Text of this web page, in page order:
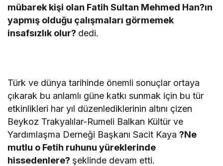
mübarek kişi olan Fatih Sultan Mehmed Han?ın
yapmış olduğu çalışmaları görmemek
insafsızlık olur? dedi.
Türk ve dünya tarihinde önemli sonuçlar ortaya
çıkarak bu anlamlı güne katkı sunmak için bu tür
etkinlikleri har yıl düzenlediklerinin altını çizen
Beykoz Trakyalılar-Rumeli Balkan Kültür ve
Yardımlaşma Derneği Başkanı Sacit Kaya?Ne
mutlu o Fetih ruhunu yüreklerinde
hissedenlere? şeklinde devam etti.